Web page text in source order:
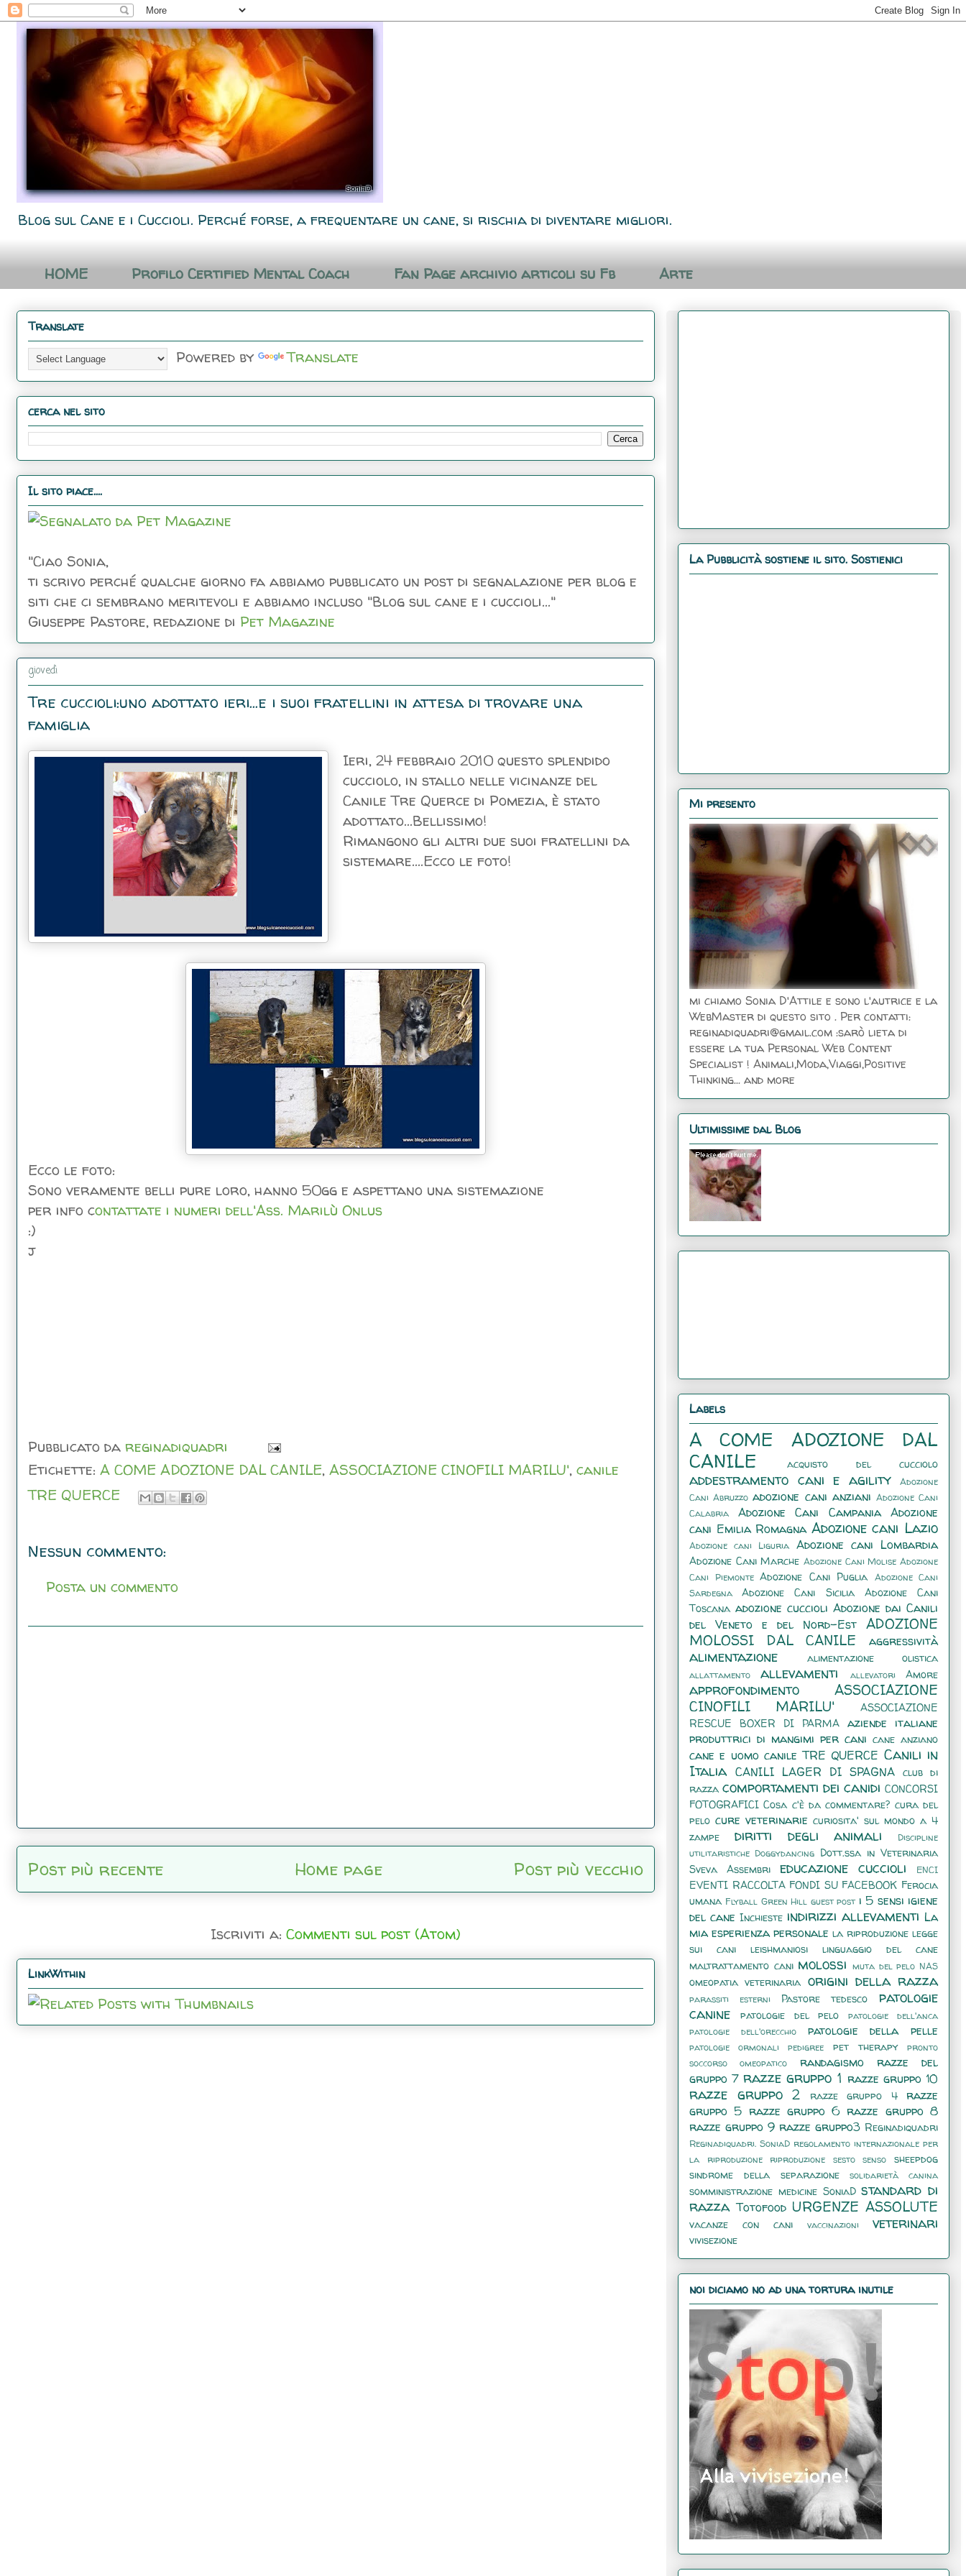
Blog sul Cane e i Cuccioli. Perché forse, a frequentare un cane, si rischia di diventare migliori.
HOME Profilo Certified Mental Coach Fan Page archivio articoli su Fb Arte
Translate
Powered by Translate
cerca nel sito
Il sito piace....
"Ciao Sonia,
ti scrivo perché qualche giorno fa abbiamo pubblicato un post di segnalazione per blog e
siti che ci sembrano meritevoli e abbiamo incluso "Blog sul cane e i cuccioli..."
Giuseppe Pastore, redazione di Pet Magazine
giovedì
Tre cuccioli:uno adottato ieri...e i suoi fratellini in attesa di trovare una
famiglia
Ieri, 24 febbraio 2010 questo splendido
cucciolo, in stallo nelle vicinanze del
Canile Tre Querce di Pomezia, è stato
adottato...Bellissimo!
Rimangono gli altri due suoi fratellini da
sistemare....Ecco le foto!
Ecco le foto:
Sono veramente belli pure loro, hanno 50gg e aspettano una sistemazione
per info contattate i numeri dell'Ass. Marilù Onlus
:)
j
Pubblicato da reginadiquadri
Etichette: A COME ADOZIONE DAL CANILE, ASSOCIAZIONE CINOFILI MARILU', canile
TRE QUERCE
Nessun commento:
Posta un commento
Post più recente Post più vecchio
Home page
Iscriviti a: Commenti sul post (Atom)
LinkWithin
La Pubblicità sostiene il sito. Sostienici
Mi presento
mi chiamo Sonia D'Attile e sono l'autrice e la
WebMaster di questo sito . Per contatti:
reginadiquadri@gmail.com :sarò lieta di
essere la tua Personal Web Content
Specialist ! Animali,Moda,Viaggi,Positive
Thinking... and more
Ultimissime dal Blog
Labels
A COME ADOZIONE DAL
CANILE
acquisto del cucciolo
addestramento cani e agility
Adozione
Cani Abruzzo adozione cani anziani Adozione Cani
Calabria
Adozione Cani Campania
Adozione
cani Emilia Romagna Adozione cani Lazio
Adozione cani Liguria Adozione cani Lombardia
Adozione Cani Marche Adozione Cani Molise Adozione
Cani Piemonte Adozione Cani Puglia Adozione Cani
Sardegna
Adozione Cani Sicilia
Adozione Cani
Toscana adozione cuccioli Adozione dai Canili
del Veneto e del Nord-Est ADOZIONE
MOLOSSI DAL CANILE
aggressività
alimentazione alimentazione olistica
allattamento allevamenti allevatori Amore
approfondimento
ASSOCIAZIONE
CINOFILI MARILU'
ASSOCIAZIONE
RESCUE BOXER DI PARMA aziende italiane
produttrici di mangimi per cani cane anziano
cane e uomo canile TRE QUERCE Canili in
Italia CANILI LAGER DI SPAGNA club di
razza comportamenti dei canidi CONCORSI
FOTOGRAFICI Cosa c'è da commentare? cura del
pelo cure veterinarie curiosita' sul mondo a 4
zampe
diritti degli animali
Discipline
utilitaristiche Doggydancing Dott.ssa in Veterinaria
Sveva Assembri
educazione cuccioli ENCI
EVENTI RACCOLTA FONDI SU FACEBOOK Ferocia
umana Flyball Green Hill guest post i 5 sensi igiene
del cane Inchieste indirizzi allevamenti La
mia esperienza personale la riproduzione legge
sui cani
leishmaniosi
linguaggio del cane
maltrattamento cani molossi muta del pelo NAS
omeopatia veterinaria origini della razza
parassiti esterni Pastore tedesco
patologie
canine
patologie del pelo
patologie dell'anca
patologie dell'orecchio
patologie della pelle
patologie ormonali pedigree pet therapy
pronto
soccorso omeopatico
randagismo
razze del
gruppo 7 razze gruppo 1 razze gruppo 10
razze gruppo 2 razze gruppo 4
razze
gruppo 5 razze gruppo 6 razze gruppo 8
razze gruppo 9 razze gruppo3 Reginadiquadri
Reginadiquadri. SoniaD regolamento internazionale per
la riproduzione
riproduzione sesto senso
sheepdog
sindrome della separazione
solidarietà canina
somministrazione medicine SoniaD standard di
razza Totofood URGENZE ASSOLUTE
vacanze con cani vaccinazioni veterinari
vivisezione
noi diciamo no ad una tortura inutile